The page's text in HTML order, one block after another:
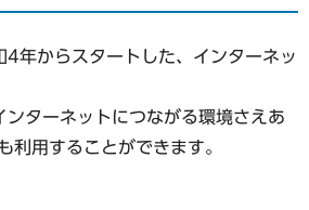
4年からスタートした、インターネッ
ンターネットにつながる環境さえあ
利用することができます。